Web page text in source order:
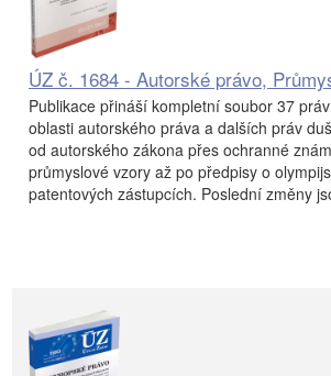
ÚZ č. 1684 - Autorské právo,
Publikace přináší kompletní soubor 37
oblasti autorského práva a dalších práv
od autorského zákona přes ochranné
průmyslové vzory až po předpisy o
patentových zástupcích. Poslední změny